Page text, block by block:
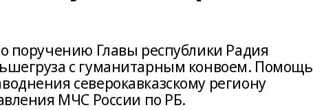
поручению Главы республики Радия
с гуманитарным конвоем. Помощь
северокавказскому региону
МЧС России по РБ.